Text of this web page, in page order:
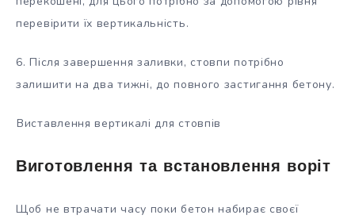
перевірити їх вертикальність.
6. Після завершення заливки, стовпи потрібно
залишити на два тижні, до повного застигання бетону.
Виставлення вертикалі для стовпів
Виготовлення та встановлення воріт
Щоб не втрачати часу поки бетон набирає своєї